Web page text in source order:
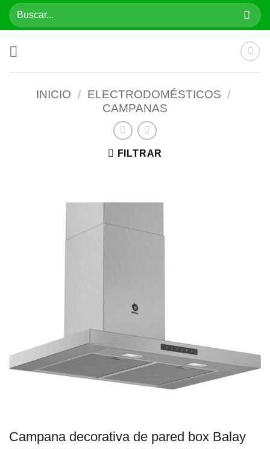
SaltarBuscar
por:
INICIO / ELECTRODOMÉSTICOS /
CAMPANAS
FILTRAR
Campana decorativa de pared box Balay